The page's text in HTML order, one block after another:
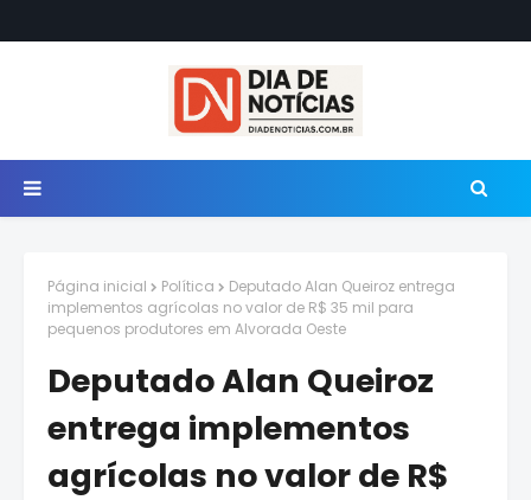
Página inicial Política
Deputado Alan Queiroz entrega
implementos agrícolas no valor de R$ 35 mil para
pequenos produtores em Alvorada Oeste
Deputado Alan Queiroz
entrega implementos
agrícolas no valor de R$